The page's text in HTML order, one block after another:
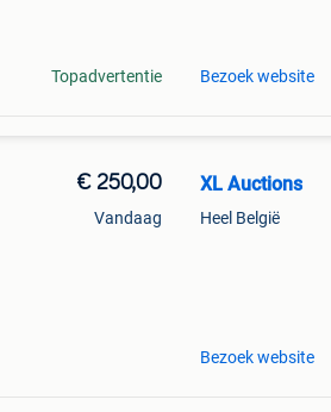
Topadvertentie Bezoek website
€ 250,00
Vandaag
XL Auctions
Heel België
Bezoek website